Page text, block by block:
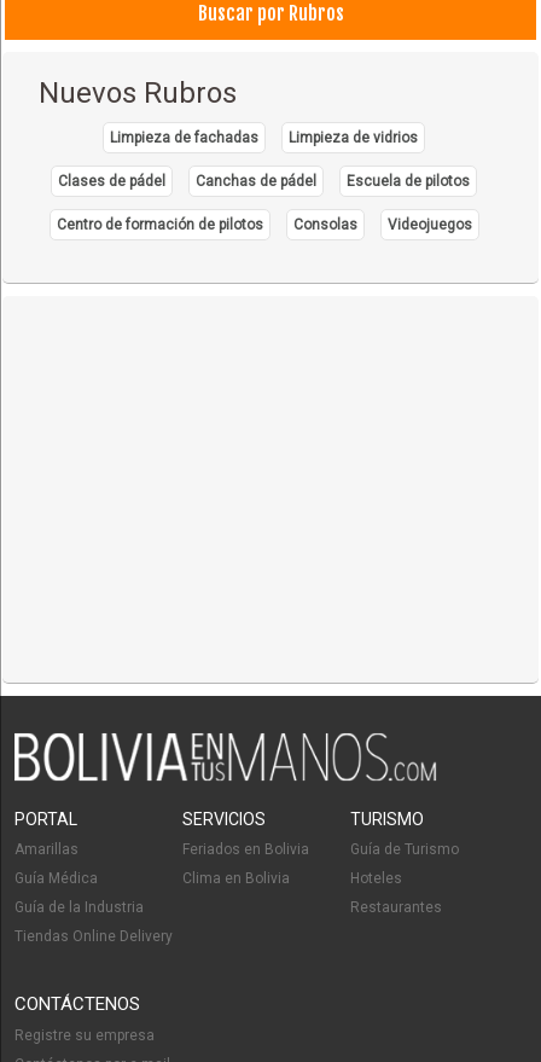
Buscar por Rubros
Nuevos Rubros
Limpieza de fachadas Limpieza de vidrios
Clases de pádel Canchas de pádel Escuela de pilotos
Centro de formación de pilotos Consolas Videojuegos
PORTAL
Amarillas
Guía Médica
Guía de la Industria
Tiendas Online Delivery
SERVICIOS
Feriados en Bolivia
Clima en Bolivia
TURISMO
Guía de Turismo
Hoteles
Restaurantes
CONTÁCTENOS
Registre su empresa